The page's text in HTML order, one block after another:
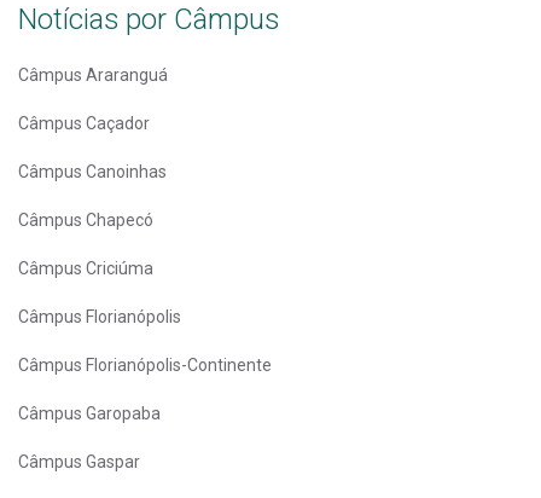
Notícias por Câmpus
Câmpus Araranguá
Câmpus Caçador
Câmpus Canoinhas
Câmpus Chapecó
Câmpus Criciúma
Câmpus Florianópolis
Câmpus Florianópolis-Continente
Câmpus Garopaba
Câmpus Gaspar